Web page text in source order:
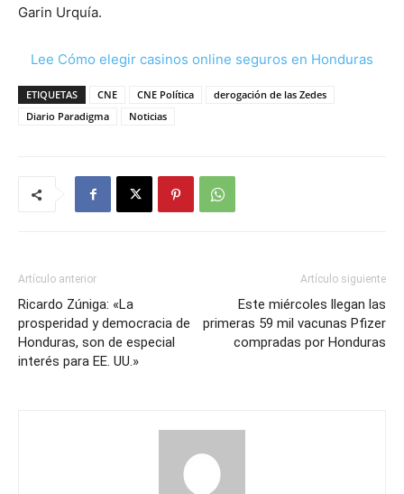
Garin Urquía.
Lee Cómo elegir casinos online seguros en Honduras
ETIQUETAS CNE CNE Política
derogación de las Zedes
Diario Paradigma
Noticias
Artículo anterior
Ricardo Zúniga: «La
prosperidad y democracia de
Honduras, son de especial
interés para EE. UU.»
Artículo siguiente
Este miércoles llegan las
primeras 59 mil vacunas Pfizer
compradas por Honduras